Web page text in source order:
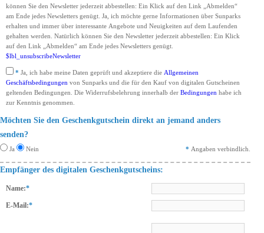
können Sie den Newsletter jederzeit abbestellen: Ein Klick auf den Link „Abmelden“
am Ende jedes Newsletters genügt. Ja, ich möchte gerne Informationen über Sunparks
erhalten und immer über interessante Angebote und Neuigkeiten auf dem Laufenden
gehalten werden. Natürlich können Sie den Newsletter jederzeit abbestellen: Ein Klick
auf den Link „Abmelden“ am Ende jedes Newsletters genügt.
$lbl_unsubscribeNewsletter
* Ja, ich habe meine Daten geprüft und akzeptiere die Allgemeinen
Geschäftsbedingungen von Sunparks und die für den Kauf von digitalen Gutscheinen
geltenden Bedingungen. Die Widerrufsbelehrung innerhalb der Bedingungen habe ich
zur Kenntnis genommen.
Möchten Sie den Geschenkgutschein direkt an jemand anders
senden?
Ja Nein * Angaben verbindlich.
Empfänger des digitalen Geschenkgutscheins:
Name:*
E-Mail:*